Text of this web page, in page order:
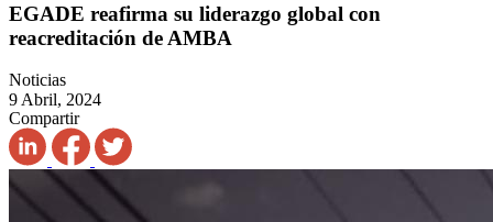
EGADE reafirma su liderazgo global con
reacreditación de AMBA
Noticias
9 Abril, 2024
Compartir